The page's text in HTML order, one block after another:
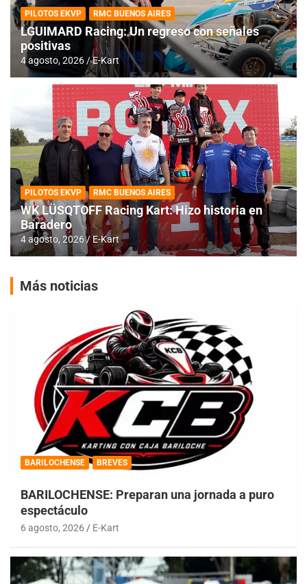
PILOTOS EKVP RMC BUENOS AIRES
LGUIMARD Racing: Un regreso con señales
positivas
4 agosto, 2026 E-Kart
PILOTOS EKVP RMC BUENOS AIRES
WK LÜSQTOFF Racing Kart: Hizo historia en
Baradero
4 agosto, 2026 E-Kart
Más noticias
BARILOCHENSE BREVES
BARILOCHENSE: Preparan una jornada a puro
espectáculo
6 agosto, 2026 E-Kart